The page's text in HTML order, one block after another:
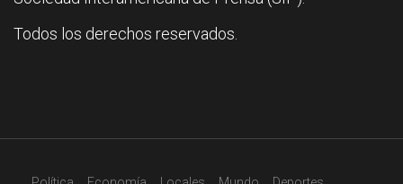
Todos los derechos reservados.